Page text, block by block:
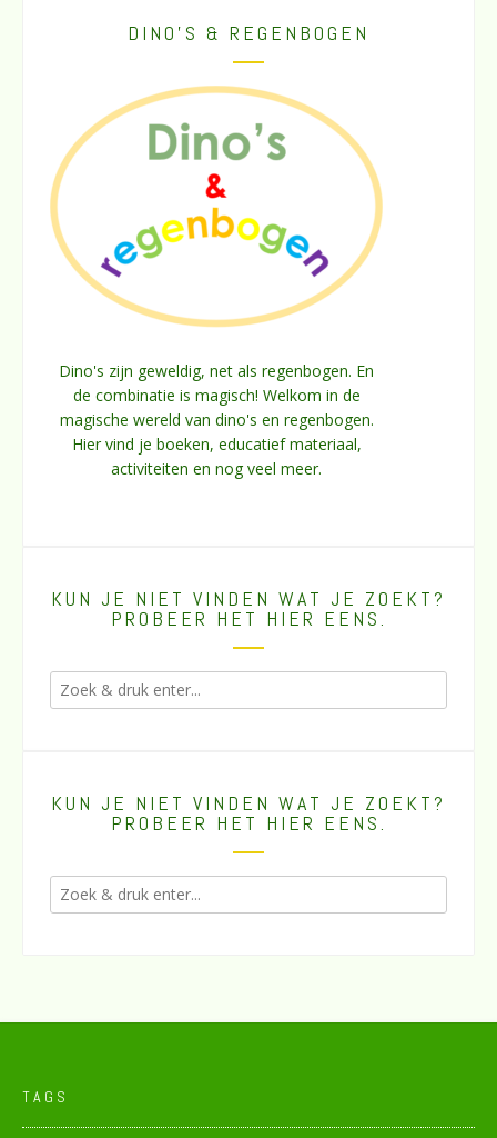
DINO’S & REGENBOGEN
Dino's zijn geweldig, net als regenbogen. En
de combinatie is magisch! Welkom in de
magische wereld van dino's en regenbogen.
Hier vind je boeken, educatief materiaal,
activiteiten en nog veel meer.
KUN JE NIET VINDEN WAT JE ZOEKT?
PROBEER HET HIER EENS.
KUN JE NIET VINDEN WAT JE ZOEKT?
PROBEER HET HIER EENS.
TAGS